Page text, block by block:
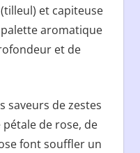
et capiteuse
aromatique
et de
saveurs de zestes
pétale de rose, de
font souffler un